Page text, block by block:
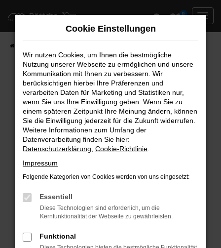
Zum
springen
0
Fehler: Network Error
Beim Laden ist ein Fehler aufgetreten.
Hier sind ein paar Tipps, die dir helfen können:
Überprüfe deine Firewall und deine
Internetverbindung.
Laden andere Webseiten, zum Beispiel deine
Manche Erweiterungen, wie Werbeblocker,
können das Laden bestimmter Seiten
verhindern. Funktioniert die Seite in einem
Fenster?
Cookie Einstellungen
Wir nutzen Cookies, um Ihnen die bestmögliche
Nutzung unserer Webseite zu ermöglichen und unsere
Kommunikation mit Ihnen zu verbessern. Wir
berücksichtigen hierbei Ihre Präferenzen und
verarbeiten Daten für Marketing und Statistiken nur,
wenn Sie uns Ihre Einwilligung geben. Wenn Sie zu
einem späteren Zeitpunkt Ihre Meinung ändern, können
Sie die Einwilligung jederzeit für die Zukunft widerrufen.
Weitere Informationen zum Umfang der
Datenverarbeitung finden Sie hier:
Datenschutzerklärung Cookie-Richtlinie
Impressum
Folgende Kategorien von Cookies werden von uns eingesetzt:
Essentiell
Diese Technologien sind erforderlich, um die
Kernfunktionalität der Webseite zu gewährleisten.
Funktional